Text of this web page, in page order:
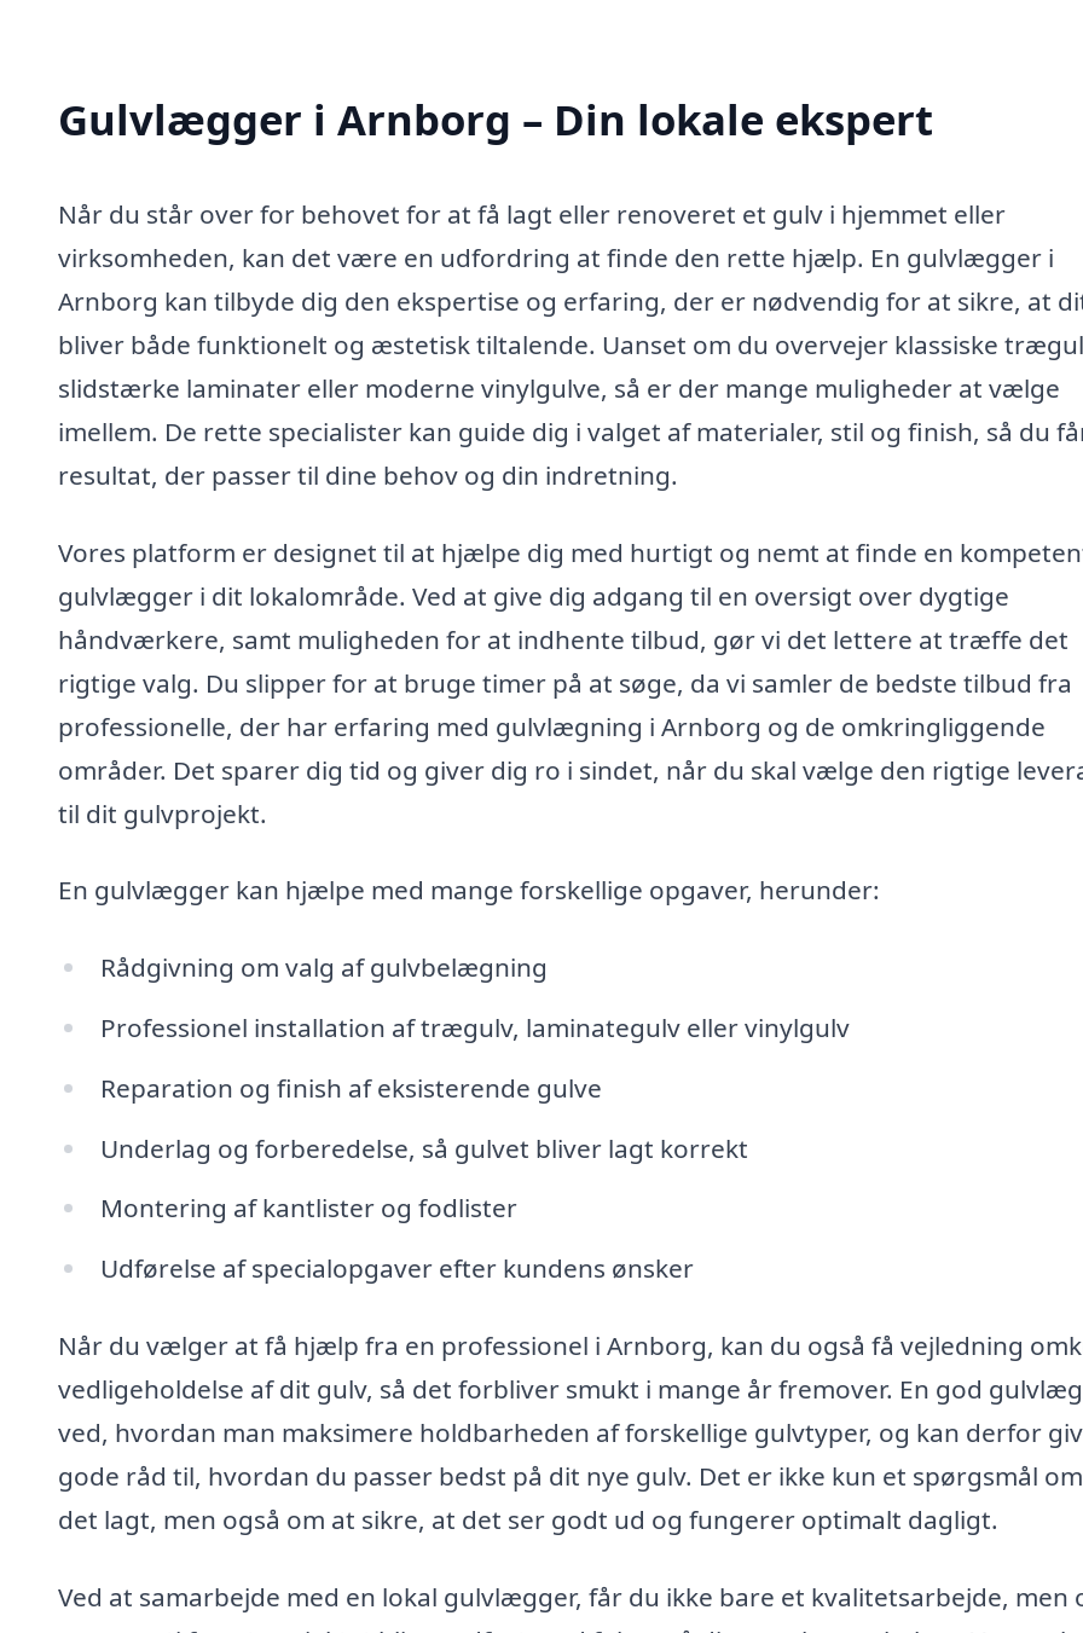
Gulvlægger i Arnborg – Din lokale ekspert
Når du står over for behovet for at få lagt eller renoveret et gulv i hjemmet eller
virksomheden, kan det være en udfordring at finde den rette hjælp. En gulvlægger i
Arnborg kan tilbyde dig den ekspertise og erfaring, der er nødvendig for at sikre, at
bliver både funktionelt og æstetisk tiltalende. Uanset om du overvejer klassiske
slidstærke laminater eller moderne vinylgulve, så er der mange muligheder at vælge
imellem. De rette specialister kan guide dig i valget af materialer, stil og finish, så du
resultat, der passer til dine behov og din indretning.
Vores platform er designet til at hjælpe dig med hurtigt og nemt at finde en
gulvlægger i dit lokalområde. Ved at give dig adgang til en oversigt over dygtige
håndværkere, samt muligheden for at indhente tilbud, gør vi det lettere at træffe det
rigtige valg. Du slipper for at bruge timer på at søge, da vi samler de bedste tilbud fra
professionelle, der har erfaring med gulvlægning i Arnborg og de omkringliggende
områder. Det sparer dig tid og giver dig ro i sindet, når du skal vælge den rigtige
til dit gulvprojekt.
En gulvlægger kan hjælpe med mange forskellige opgaver, herunder:
Rådgivning om valg af gulvbelægning
Professionel installation af trægulv, laminategulv eller vinylgulv
Reparation og finish af eksisterende gulve
Underlag og forberedelse, så gulvet bliver lagt korrekt
Montering af kantlister og fodlister
Udførelse af specialopgaver efter kundens ønsker
Når du vælger at få hjælp fra en professionel i Arnborg, kan du også få vejledning
vedligeholdelse af dit gulv, så det forbliver smukt i mange år fremover. En god
ved, hvordan man maksimere holdbarheden af forskellige gulvtyper, og kan derfor
gode råd til, hvordan du passer bedst på dit nye gulv. Det er ikke kun et spørgsmål
det lagt, men også om at sikre, at det ser godt ud og fungerer optimalt dagligt.
Ved at samarbejde med en lokal gulvlægger, får du ikke bare et kvalitetsarbejde, men